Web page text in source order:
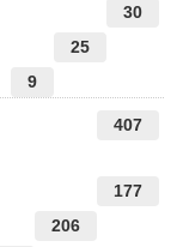
30
25
9
407
177
206